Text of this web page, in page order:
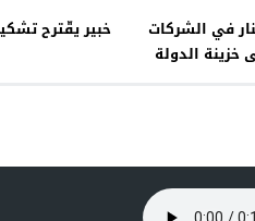
26 تريليون دينار في الشركات
خزينة الدولة
خبير يقّترح